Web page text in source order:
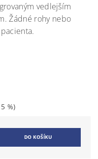
vedlejším
Žádné rohy nebo
%)